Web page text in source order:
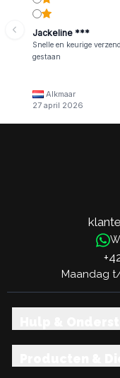
Jackeline ***
Snelle en keurige
gestaan
Alkmaar
27 april 2026
Maandag